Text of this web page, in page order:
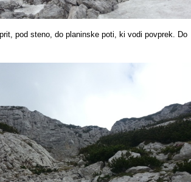
pod steno, do planinske poti, ki vodi povprek. Do